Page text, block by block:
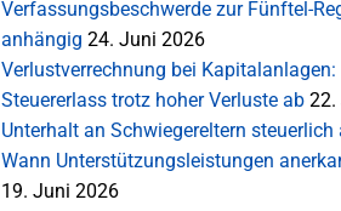
Verfassungsbeschwerde zur Fünftel-
anhängig 24. Juni 2026
Verlustverrechnung bei Kapitalanlagen:
Steuererlass trotz hoher Verluste ab 22.
Unterhalt an Schwiegereltern steuerlich
Wann Unterstützungsleistungen
19. Juni 2026